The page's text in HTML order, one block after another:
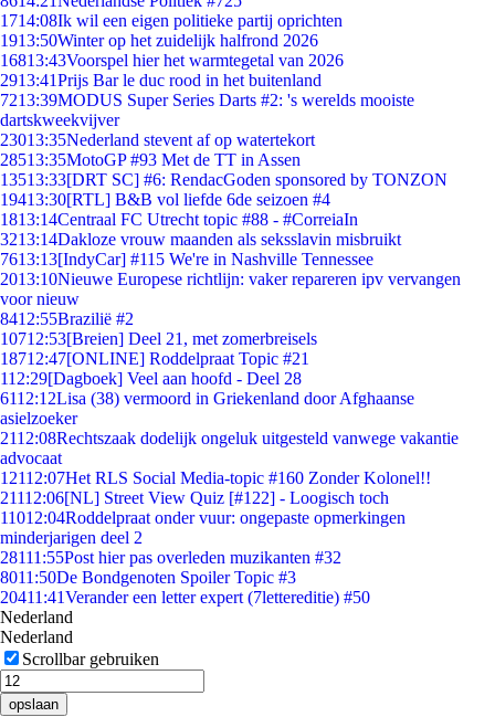
1714:08Ik wil een eigen politieke partij oprichten
1913:50Winter op het zuidelijk halfrond 2026
16813:43Voorspel hier het warmtegetal van 2026
2913:41Prijs Bar le duc rood in het buitenland
7213:39MODUS Super Series Darts #2: 's werelds mooiste
dartskweekvijver
23013:35Nederland stevent af op watertekort
28513:35MotoGP #93 Met de TT in Assen
13513:33[DRT SC] #6: RendacGoden sponsored by TONZON
19413:30[RTL] B&B vol liefde 6de seizoen #4
1813:14Centraal FC Utrecht topic #88 - #CorreiaIn
3213:14Dakloze vrouw maanden als seksslavin misbruikt
7613:13[IndyCar] #115 We're in Nashville Tennessee
2013:10Nieuwe Europese richtlijn: vaker repareren ipv vervangen
voor nieuw
8412:55Brazilië #2
10712:53[Breien] Deel 21, met zomerbreisels
18712:47[ONLINE] Roddelpraat Topic #21
112:29[Dagboek] Veel aan hoofd - Deel 28
6112:12Lisa (38) vermoord in Griekenland door Afghaanse
asielzoeker
2112:08Rechtszaak dodelijk ongeluk uitgesteld vanwege vakantie
advocaat
12112:07Het RLS Social Media-topic #160 Zonder Kolonel!!
21112:06[NL] Street View Quiz [#122] - Loogisch toch
11012:04Roddelpraat onder vuur: ongepaste opmerkingen
minderjarigen deel 2
28111:55Post hier pas overleden muzikanten #32
8011:50De Bondgenoten Spoiler Topic #3
20411:41Verander een letter expert (7lettereditie) #50
Nederland
Nederland
Scrollbar gebruiken
opslaan